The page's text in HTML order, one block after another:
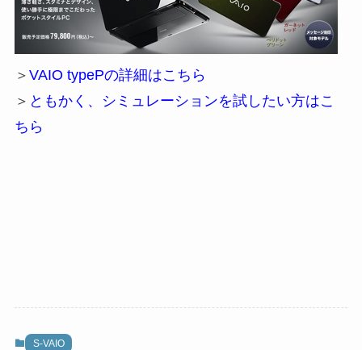
＞ VAIO typePの詳細はこちら
＞ ともかく、シミュレーションを試したい方はこ
ちら
S-VAIO